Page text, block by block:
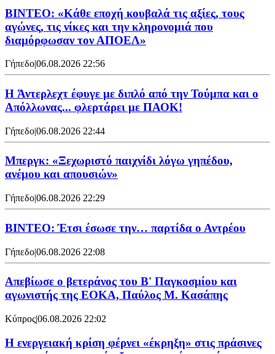
ΒΙΝΤΕΟ: «Κάθε εποχή κουβαλά τις αξίες, τους
αγώνες, τις νίκες και την κληρονομιά που
διαμόρφωσαν τον ΑΠΟΕΛ»
Γήπεδο|06.08.2026 22:56
H Άντερλεχτ έφυγε με διπλό από την Τούμπα και ο
Απόλλωνας... φλερτάρει με ΠΑΟΚ!
Γήπεδο|06.08.2026 22:44
Μπεργκ: «Ξεχωριστό παιχνίδι λόγω γηπέδου,
ανέμου και απουσιών»
Γήπεδο|06.08.2026 22:29
ΒΙΝΤΕΟ: Έτσι έσωσε την… παρτίδα ο Αντρέου
Γήπεδο|06.08.2026 22:08
Απεβίωσε ο βετεράνος του Β' Παγκοσμίου και
αγωνιστής της ΕΟΚΑ, Παύλος Μ. Κασάπης
Κύπρος|06.08.2026 22:02
Η ενεργειακή κρίση φέρνει «έκρηξη» στις πράσινες